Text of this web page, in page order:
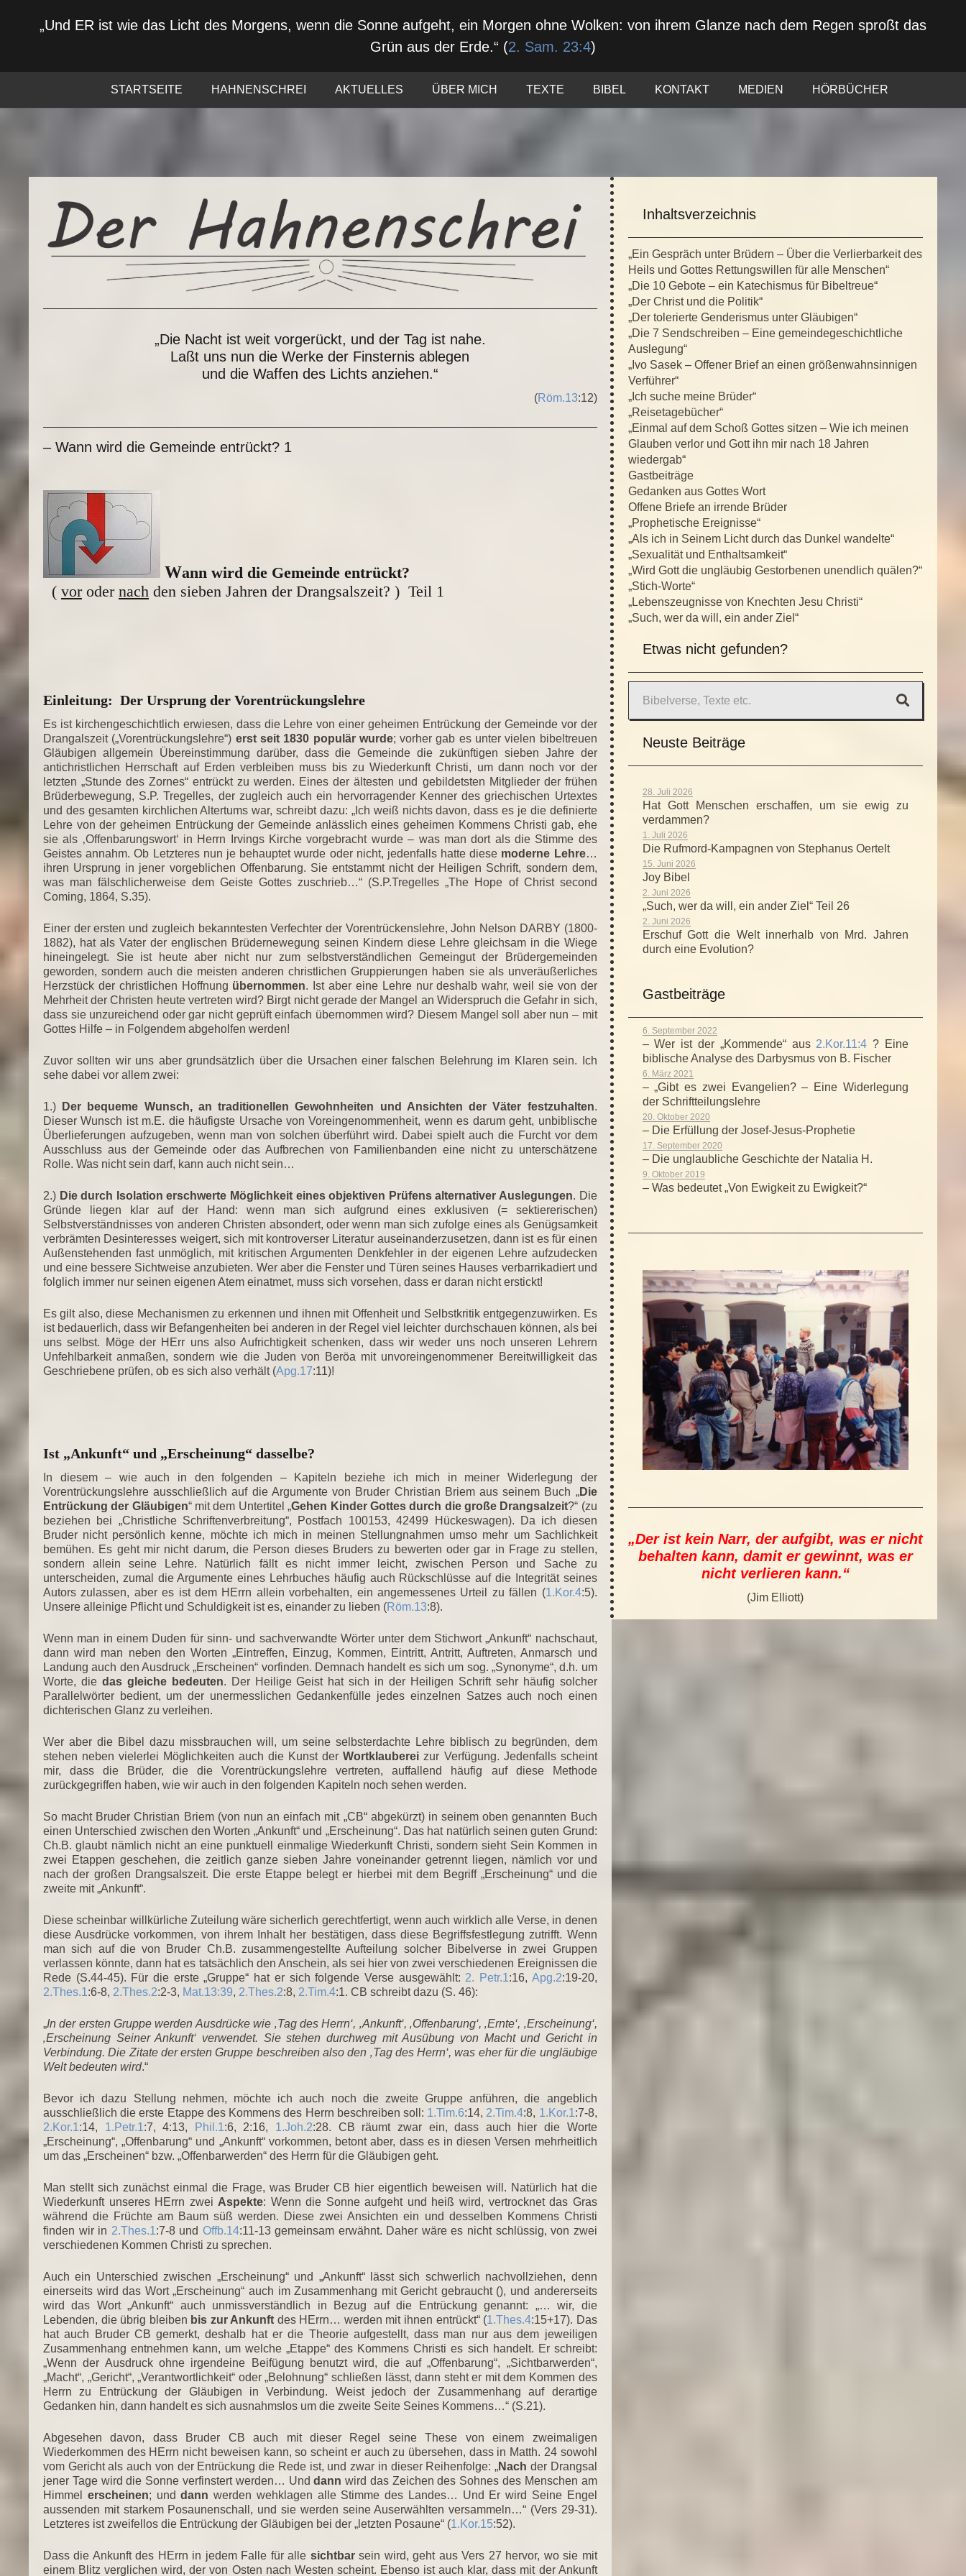
„Und ER ist wie das Licht des Morgens, wenn die Sonne aufgeht, ein Morgen ohne Wolken: von ihrem Glanze nach dem Regen sproßt das
Grün aus der Erde.“ (2. Sam. 23:4)
STARTSEITE HAHNENSCHREI AKTUELLES ÜBER MICH TEXTE BIBEL KONTAKT MEDIEN HÖRBÜCHER
„Die Nacht ist weit vorgerückt, und der Tag ist nahe.
Laßt uns nun die Werke der Finsternis ablegen
und die Waffen des Lichts anziehen.“
(Röm.13:12)
– Wann wird die Gemeinde entrückt? 1
Wann wird die Gemeinde entrückt?
( voroder nach den sieben Jahren der Drangsalszeit? ) Teil 1
Einleitung: Der Ursprung der Vorentrückungslehre
Es ist kirchengeschichtlich erwiesen, dass die Lehre von einer geheimen Entrückung der Gemeinde vor der
Drangalszeit („Vorentrückungslehre“) erst seit 1830 populär wurde; vorher gab es unter vielen bibeltreuen
Gläubigen allgemein Übereinstimmung darüber, dass die Gemeinde die zukünftigen sieben Jahre der
antichristlichen Herrschaft auf Erden verbleiben muss bis zu Wiederkunft Christi, um dann noch vor der
letzten „Stunde des Zornes“ entrückt zu werden. Eines der ältesten und gebildetsten Mitglieder der frühen
Brüderbewegung, S.P. Tregelles, der zugleich auch ein hervorragender Kenner des griechischen Urtextes
und des gesamten kirchlichen Altertums war, schreibt dazu: „Ich weiß nichts davon, dass es je die definierte
Lehre von der geheimen Entrückung der Gemeinde anlässlich eines geheimen Kommens Christi gab, ehe
sie als ‚Offenbarungswort‘ in Herrn Irvings Kirche vorgebracht wurde – was man dort als die Stimme des
Geistes annahm. Ob Letzteres nun je behauptet wurde oder nicht, jedenfalls hatte diese moderne Lehre…
ihren Ursprung in jener vorgeblichen Offenbarung. Sie entstammt nicht der Heiligen Schrift, sondern dem,
was man fälschlicherweise dem Geiste Gottes zuschrieb…“ (S.P.Tregelles „The Hope of Christ second
Coming, 1864, S.35).
Einer der ersten und zugleich bekanntesten Verfechter der Vorentrückenslehre, John Nelson DARBY (1800-
1882), hat als Vater der englischen Brüdernewegung seinen Kindern diese Lehre gleichsam in die Wiege
hineingelegt. Sie ist heute aber nicht nur zum selbstverständlichen Gemeingut der Brüdergemeinden
geworden, sondern auch die meisten anderen christlichen Gruppierungen haben sie als unveräußerliches
Herzstück der christlichen Hoffnung übernommen. Ist aber eine Lehre nur deshalb wahr, weil sie von der
Mehrheit der Christen heute vertreten wird? Birgt nicht gerade der Mangel an Widerspruch die Gefahr in sich,
dass sie unzureichend oder gar nicht geprüft einfach übernommen wird? Diesem Mangel soll aber nun – mit
Gottes Hilfe – in Folgendem abgeholfen werden!
Zuvor sollten wir uns aber grundsätzlich über die Ursachen einer falschen Belehrung im Klaren sein. Ich
sehe dabei vor allem zwei:
1.) Der bequeme Wunsch, an traditionellen Gewohnheiten und Ansichten der Väter festzuhalten.
Dieser Wunsch ist m.E. die häufigste Ursache von Voreingenommenheit, wenn es darum geht, unbiblische
Überlieferungen aufzugeben, wenn man von solchen überführt wird. Dabei spielt auch die Furcht vor dem
Ausschluss aus der Gemeinde oder das Aufbrechen von Familienbanden eine nicht zu unterschätzene
Rolle. Was nicht sein darf, kann auch nicht sein…
2.) Die durch Isolation erschwerte Möglichkeit eines objektiven Prüfens alternativer Auslegungen. Die
Gründe liegen klar auf der Hand: wenn man sich aufgrund eines exklusiven (= sektiererischen)
Selbstverständnisses von anderen Christen absondert, oder wenn man sich zufolge eines als Genügsamkeit
verbrämten Desinteresses weigert, sich mit kontroverser Literatur auseinanderzusetzen, dann ist es für einen
Außenstehenden fast unmöglich, mit kritischen Argumenten Denkfehler in der eigenen Lehre aufzudecken
und eine bessere Sichtweise anzubieten. Wer aber die Fenster und Türen seines Hauses verbarrikadiert und
folglich immer nur seinen eigenen Atem einatmet, muss sich vorsehen, dass er daran nicht erstickt!
Es gilt also, diese Mechanismen zu erkennen und ihnen mit Offenheit und Selbstkritik entgegenzuwirken. Es
ist bedauerlich, dass wir Befangenheiten bei anderen in der Regel viel leichter durchschauen können, als bei
uns selbst. Möge der HErr uns also Aufrichtigkeit schenken, dass wir weder uns noch unseren Lehrern
Unfehlbarkeit anmaßen, sondern wie die Juden von Beröa mit unvoreingenommener Bereitwilligkeit das
Geschriebene prüfen, ob es sich also verhält (Apg.17:11)!
Ist „Ankunft“ und „Erscheinung“ dasselbe?
In diesem – wie auch in den folgenden – Kapiteln beziehe ich mich in meiner Widerlegung der
Vorentrückungslehre ausschließlich auf die Argumente von Bruder Christian Briem aus seinem Buch „Die
Entrückung der Gläubigen“ mit dem Untertitel „Gehen Kinder Gottes durch die große Drangsalzeit?“ (zu
beziehen bei „Christliche Schriftenverbreitung“, Postfach 100153, 42499 Hückeswagen). Da ich diesen
Bruder nicht persönlich kenne, möchte ich mich in meinen Stellungnahmen umso mehr um Sachlichkeit
bemühen. Es geht mir nicht darum, die Person dieses Bruders zu bewerten oder gar in Frage zu stellen,
sondern allein seine Lehre. Natürlich fällt es nicht immer leicht, zwischen Person und Sache zu
unterscheiden, zumal die Argumente eines Lehrbuches häufig auch Rückschlüsse auf die Integrität seines
Autors zulassen, aber es ist dem HErrn allein vorbehalten, ein angemessenes Urteil zu fällen (1.Kor.4:5).
Unsere alleinige Pflicht und Schuldigkeit ist es, einander zu lieben (Röm.13:8).
Wenn man in einem Duden für sinn- und sachverwandte Wörter unter dem Stichwort „Ankunft“ nachschaut,
dann wird man neben den Worten „Eintreffen, Einzug, Kommen, Eintritt, Antritt, Auftreten, Anmarsch und
Landung auch den Ausdruck „Erscheinen“ vorfinden. Demnach handelt es sich um sog. „Synonyme“, d.h. um
Worte, diedas gleiche bedeuten. Der Heilige Geist hat sich in der Heiligen Schrift sehr häufig solcher
Parallelwörter bedient, um der unermesslichen Gedankenfülle jedes einzelnen Satzes auch noch einen
dichterischen Glanz zu verleihen.
Wer aber die Bibel dazu missbrauchen will, um seine selbsterdachte Lehre biblisch zu begründen, dem
stehen neben vielerlei Möglichkeiten auch die Kunst derWortklauberei zur Verfügung. Jedenfalls scheint
mir, dass die Brüder, die die Vorentrückungslehre vertreten, auffallend häufig auf diese Methode
zurückgegriffen haben, wie wir auch in den folgenden Kapiteln noch sehen werden.
So macht Bruder Christian Briem (von nun an einfach mit „CB“ abgekürzt) in seinem oben genannten Buch
einen Unterschied zwischen den Worten „Ankunft“ und „Erscheinung“. Das hat natürlich seinen guten Grund:
Ch.B. glaubt nämlich nicht an eine punktuell einmalige Wiederkunft Christi, sondern sieht Sein Kommen in
zwei Etappen geschehen, die zeitlich ganze sieben Jahre voneinander getrennt liegen, nämlich vor und
nach der großen Drangsalszeit. Die erste Etappe belegt er hierbei mit dem Begriff „Erscheinung“ und die
zweite mit „Ankunft“.
Diese scheinbar willkürliche Zuteilung wäre sicherlich gerechtfertigt, wenn auch wirklich alle Verse, in denen
diese Ausdrücke vorkommen, von ihrem Inhalt her bestätigen, dass diese Begriffsfestlegung zutrifft. Wenn
man sich auf die von Bruder Ch.B. zusammengestellte Aufteilung solcher Bibelverse in zwei Gruppen
verlassen könnte, dann hat es tatsächlich den Anschein, als sei hier von zwei verschiedenen Ereignissen die
Rede (S.44-45). Für die erste „Gruppe“ hat er sich folgende Verse ausgewählt: 2. Petr.1:16, Apg.2:19-20,
2.Thes.1:6-8, 2.Thes.2:2-3, Mat.13:39, 2.Thes.2:8, 2.Tim.4:1. CB schreibt dazu (S. 46):
„In der ersten Gruppe werden Ausdrücke wie ‚Tag des Herrn‘, ‚Ankunft‘, ‚Offenbarung‘, ‚Ernte‘, ‚Erscheinung‘,
‚Erscheinung Seiner Ankunft‘ verwendet. Sie stehen durchweg mit Ausübung von Macht und Gericht in
Verbindung. Die Zitate der ersten Gruppe beschreiben also den ‚Tag des Herrn‘, was eher für die ungläubige
Welt bedeuten wird.“
Bevor ich dazu Stellung nehmen, möchte ich auch noch die zweite Gruppe anführen, die angeblich
ausschließlich die erste Etappe des Kommens des Herrn beschreiben soll: 1.Tim.6:14, 2.Tim.4:8, 1.Kor.1:7-8,
2.Kor.1:14, 1.Petr.1:7, 4:13, Phil.1:6, 2:16, 1.Joh.2:28. CB räumt zwar ein, dass auch hier die Worte
„Erscheinung“, „Offenbarung“ und „Ankunft“ vorkommen, betont aber, dass es in diesen Versen mehrheitlich
um das „Erscheinen“ bzw. „Offenbarwerden“ des Herrn für die Gläubigen geht.
Man stellt sich zunächst einmal die Frage, was Bruder CB hier eigentlich beweisen will. Natürlich hat die
Wiederkunft unseres HErrn zwei Aspekte: Wenn die Sonne aufgeht und heiß wird, vertrocknet das Gras
während die Früchte am Baum süß werden. Diese zwei Ansichten ein und desselben Kommens Christi
finden wir in 2.Thes.1:7-8 und Offb.14:11-13 gemeinsam erwähnt. Daher wäre es nicht schlüssig, von zwei
verschiedenen Kommen Christi zu sprechen.
Auch ein Unterschied zwischen „Erscheinung“ und „Ankunft“ lässt sich schwerlich nachvollziehen, denn
einerseits wird das Wort „Erscheinung“ auch im Zusammenhang mit Gericht gebraucht (), und andererseits
wird das Wort „Ankunft“ auch unmissverständlich in Bezug auf die Entrückung genannt: „… wir, die
Lebenden, die übrig bleiben bis zur Ankunft des HErrn… werden mit ihnen entrückt“ (1.Thes.4:15+17). Das
hat auch Bruder CB gemerkt, deshalb hat er die Theorie aufgestellt, dass man nur aus dem jeweiligen
Zusammenhang entnehmen kann, um welche „Etappe“ des Kommens Christi es sich handelt. Er schreibt:
„Wenn der Ausdruck ohne irgendeine Beifügung benutzt wird, die auf „Offenbarung“, „Sichtbarwerden“,
„Macht“, „Gericht“, „Verantwortlichkeit“ oder „Belohnung“ schließen lässt, dann steht er mit dem Kommen des
Herrn zu Entrückung der Gläubigen in Verbindung. Weist jedoch der Zusammenhang auf derartige
Gedanken hin, dann handelt es sich ausnahmslos um die zweite Seite Seines Kommens…“ (S.21).
Abgesehen davon, dass Bruder CB auch mit dieser Regel seine These von einem zweimaligen
Wiederkommen des HErrn nicht beweisen kann, so scheint er auch zu übersehen, dass in Matth. 24 sowohl
vom Gericht als auch von der Entrückung die Rede ist, und zwar in dieser Reihenfolge: „Nach der Drangsal
jener Tage wird die Sonne verfinstert werden… Unddann wird das Zeichen des Sohnes des Menschen am
Himmel erscheinen; unddann werden wehklagen alle Stimme des Landes… Und Er wird Seine Engel
aussenden mit starkem Posaunenschall, und sie werden seine Auserwählten versammeln…“ (Vers 29-31).
Letzteres ist zweifellos die Entrückung der Gläubigen bei der „letzten Posaune“ (1.Kor.15:52).
Dass die Ankunft des HErrn in jedem Falle für alle sichtbarsein wird, geht aus Vers 27 hervor, wo sie mit
einem Blitz verglichen wird, der von Osten nach Westen scheint. Ebenso ist auch klar, dass mit der Ankunft
Inhaltsverzeichnis
„Ein Gespräch unter Brüdern – Über die Verlierbarkeit des
Heils und Gottes Rettungswillen für alle Menschen“
„Die 10 Gebote – ein Katechismus für Bibeltreue“
„Der Christ und die Politik“
„Der tolerierte Genderismus unter Gläubigen“
„Die 7 Sendschreiben – Eine gemeindegeschichtliche
Auslegung“
„Ivo Sasek – Offener Brief an einen größenwahnsinnigen
Verführer“
„Ich suche meine Brüder“
„Reisetagebücher“
„Einmal auf dem Schoß Gottes sitzen – Wie ich meinen
Glauben verlor und Gott ihn mir nach 18 Jahren
wiedergab“
Gastbeiträge
Gedanken aus Gottes Wort
Offene Briefe an irrende Brüder
„Prophetische Ereignisse“
„Als ich in Seinem Licht durch das Dunkel wandelte“
„Sexualität und Enthaltsamkeit“
„Wird Gott die ungläubig Gestorbenen unendlich quälen?“
„Stich-Worte“
„Lebenszeugnisse von Knechten Jesu Christi“
„Such, wer da will, ein ander Ziel“
Etwas nicht gefunden?
Neuste Beiträge
28. Juli 2026
Hat Gott Menschen erschaffen, um sie ewig zu
verdammen?
1. Juli 2026
Die Rufmord-Kampagnen von Stephanus Oertelt
15. Juni 2026
Joy Bibel
2. Juni 2026
„Such, wer da will, ein ander Ziel“ Teil 26
2. Juni 2026
Erschuf Gott die Welt innerhalb von Mrd. Jahren
durch eine Evolution?
Gastbeiträge
6. September 2022
– Wer ist der „Kommende“ aus 2.Kor.11:4 ? Eine
biblische Analyse des Darbysmus von B. Fischer
6. März 2021
– „Gibt es zwei Evangelien? – Eine Widerlegung
der Schriftteilungslehre
20. Oktober 2020
– Die Erfüllung der Josef-Jesus-Prophetie
17. September 2020
– Die unglaubliche Geschichte der Natalia H.
9. Oktober 2019
– Was bedeutet „Von Ewigkeit zu Ewigkeit?“
„Der ist kein Narr, der aufgibt, was er nicht
behalten kann, damit er gewinnt, was er
nicht verlieren kann.“
(Jim Elliott)